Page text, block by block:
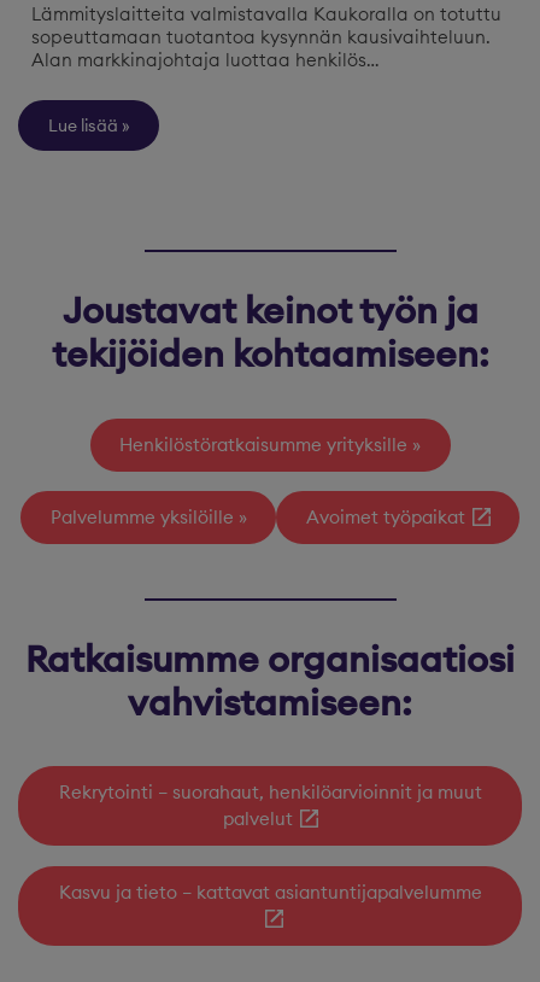
Lämmityslaitteita valmistavalla Kaukoralla on totuttu
sopeuttamaan tuotantoa kysynnän kausivaihteluun.
Alan markkinajohtaja luottaa henkilös…
Lue lisää
Joustavat keinot työn ja
tekijöiden kohtaamiseen:
Henkilöstöratkaisumme yrityksille
Palvelumme yksilöille Avoimet työpaikat
Ratkaisumme organisaatiosi
vahvistamiseen:
Rekrytointi – suorahaut, henkilöarvioinnit ja muut
palvelut
Kasvu ja tieto – kattavat asiantuntijapalvelumme